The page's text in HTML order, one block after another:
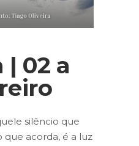
| 02 a
silêncio que
que acorda, é a luz